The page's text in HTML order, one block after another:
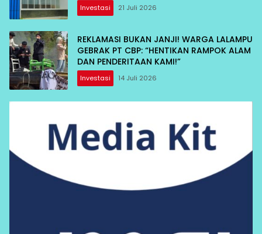
Investasi 21 Juli 2026
REKLAMASI BUKAN JANJI! WARGA LALAMPU
GEBRAK PT CBP: “HENTIKAN RAMPOK ALAM
DAN PENDERITAAN KAMI!”
Investasi 14 Juli 2026